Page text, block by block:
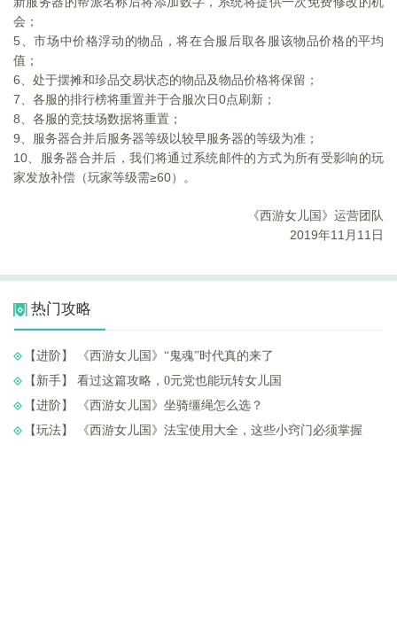
会；
5、市场中价格浮动的物品，将在合服后取各服该物品价格的平均
值；
6 、处于摆摊和珍品交易状态的物品及物品价格将保留；
7 、各服的排行榜将重置并于合服次日0点刷新；
8 、各服的竞技场数据将重置；
9 、服务器合并后服务器等级以较早服务器的等级为准；
10、服务器合并后，我们将通过系统邮件的方式为所有受影响的玩
家发放补偿（玩家等级需≥60）。
《西游女儿国》运营团队
2019年11月11日
热门攻略
【进阶】 ​《西游女儿国》“鬼魂”时代真的来了
【新手】 ​看过这篇攻略，0元党也能玩转女儿国
【进阶】 ​《西游女儿国》坐骑缰绳怎么选？
【玩法】 ​《西游女儿国》法宝使用大全，这些小窍门必须掌握